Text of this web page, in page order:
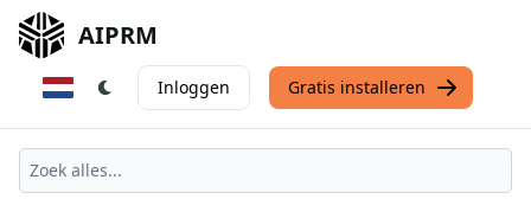
AIPRM
Inloggen Gratis installeren